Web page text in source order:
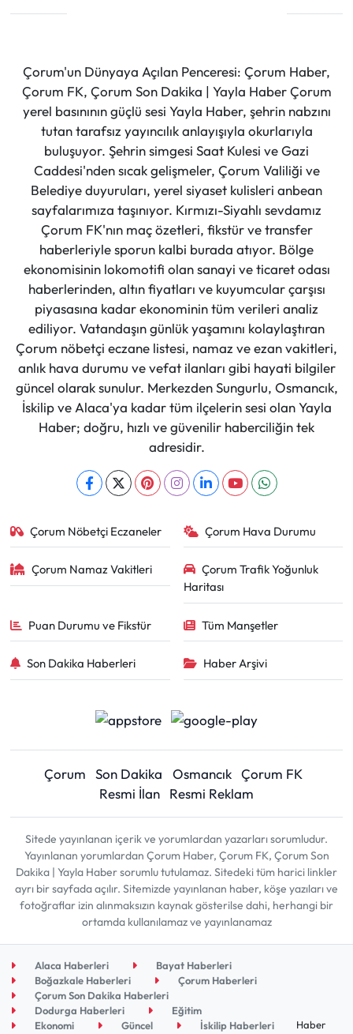
Çorum'un Dünyaya Açılan Penceresi: Çorum Haber,
Çorum FK, Çorum Son Dakika | Yayla Haber Çorum
yerel basınının güçlü sesi Yayla Haber, şehrin nabzını
tutan tarafsız yayıncılık anlayışıyla okurlarıyla
buluşuyor. Şehrin simgesi Saat Kulesi ve Gazi
Caddesi'nden sıcak gelişmeler, Çorum Valiliği ve
Belediye duyuruları, yerel siyaset kulisleri anbean
sayfalarımıza taşınıyor. Kırmızı-Siyahlı sevdamız
Çorum FK'nın maç özetleri, fikstür ve transfer
haberleriyle sporun kalbi burada atıyor. Bölge
ekonomisinin lokomotifi olan sanayi ve ticaret odası
haberlerinden, altın fiyatları ve kuyumcular çarşısı
piyasasına kadar ekonominin tüm verileri analiz
ediliyor. Vatandaşın günlük yaşamını kolaylaştıran
Çorum nöbetçi eczane listesi, namaz ve ezan vakitleri,
anlık hava durumu ve vefat ilanları gibi hayati bilgiler
güncel olarak sunulur. Merkezden Sungurlu, Osmancık,
İskilip ve Alaca'ya kadar tüm ilçelerin sesi olan Yayla
Haber; doğru, hızlı ve güvenilir haberciliğin tek
adresidir.
Çorum Nöbetçi Eczaneler Çorum Hava Durumu
Çorum Namaz Vakitleri
Çorum Trafik Yoğunluk
Haritası
Puan Durumu ve Fikstür Tüm Manşetler
Son Dakika Haberleri Haber Arşivi
Çorum Son Dakika Osmancık Çorum FK
Resmi İlan
Resmi Reklam
Sitede yayınlanan içerik ve yorumlardan yazarları sorumludur.
Yayınlanan yorumlardan Çorum Haber, Çorum FK, Çorum Son
Dakika | Yayla Haber sorumlu tutulamaz. Sitedeki tüm harici linkler
ayrı bir sayfada açılır. Sitemizde yayınlanan haber, köşe yazıları ve
fotoğraflar izin alınmaksızın kaynak gösterilse dahi, herhangi bir
ortamda kullanılamaz ve yayınlanamaz
Alaca Haberleri
Bayat Haberleri
Boğazkale Haberleri
Çorum Haberleri
Çorum Son Dakika Haberleri
Dodurga Haberleri
Eğitim
Ekonomi
Güncel İskilip Haberleri
Haber